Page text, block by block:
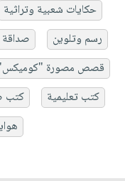
حكايات شعبية وتراثية
رسم وتلوين
صداقة
قصص مصورة
كتب تعليمية
كتب